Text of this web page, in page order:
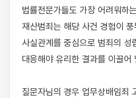
법률전문가들도 가장 어려워하
재산범죄는 해당 사건 경험이
사실관계를 중심으로 범죄의 성
대응해야 유리한 결과를 이끌어
질문자님의 경우 업무상배임죄